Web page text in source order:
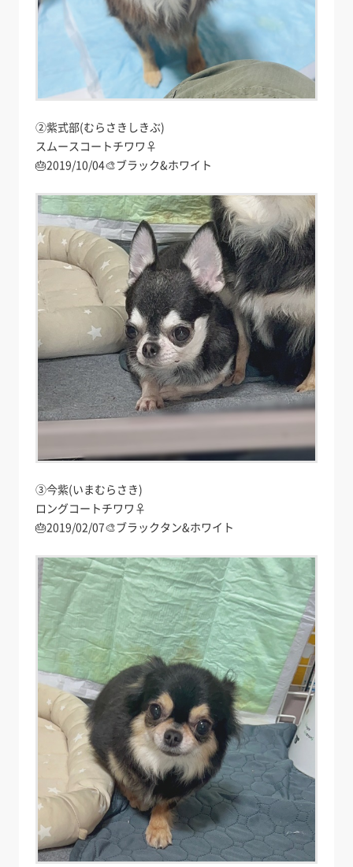
②紫式部(むらさきしきぶ)
スムースコートチワワ♀
🎂2019/10/04🎨ブラック&ホワイト
③今紫(いまむらさき)
ロングコートチワワ♀
🎂2019/02/07🎨ブラックタン&ホワイト